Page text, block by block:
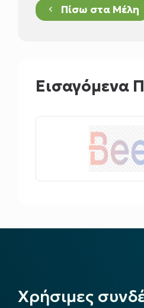
keyboard_arrow_left Πίσω στα Μέλη
Εισαγόμενα
Χρήσιμες